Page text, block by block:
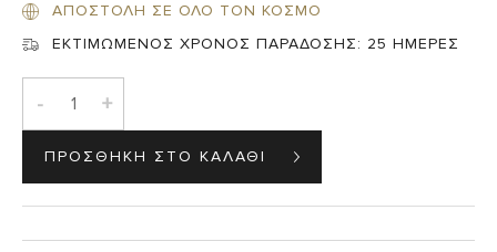
ΑΠΟΣΤΟΛΗ ΣΕ ΟΛΟ ΤΟΝ ΚΟΣΜΟ
ΕΚΤΙΜΩΜΕΝΟΣ ΧΡΟΝΟΣ ΠΑΡΑΔΟΣΗΣ: 25 ΗΜΕΡΕΣ
- +